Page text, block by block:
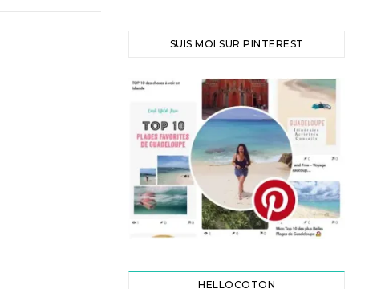
SUIS MOI SUR PINTEREST
HELLOCOTON